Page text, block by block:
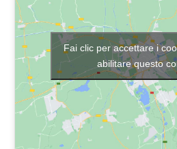
Fai clic per accettare i
abilitare questo